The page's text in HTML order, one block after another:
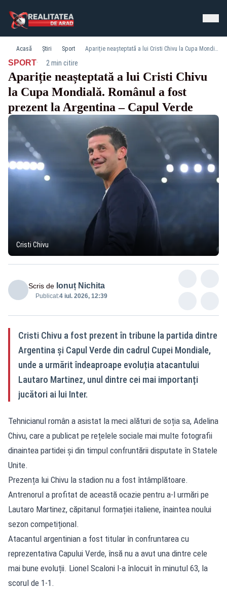
Acasă Știri Sport Apariție neașteptată a lui Cristi Chivu la Cupa Mondială. Românul a fost prezent la Argentina – Capul Verde
SPORT· 2 min citire
Apariție neașteptată a lui Cristi Chivu
la Cupa Mondială. Românul a fost
prezent la Argentina – Capul Verde
Cristi Chivu
Scris de Ionuț Nichita
Publicat:4 iul. 2026, 12:39
Cristi Chivu a fost prezent în tribune la partida dintre
Argentina și Capul Verde din cadrul Cupei Mondiale,
unde a urmărit îndeaproape evoluția atacantului
Lautaro Martinez, unul dintre cei mai importanți
jucători ai lui Inter.
Tehnicianul român a asistat la meci alături de soția sa, Adelina
Chivu, care a publicat pe rețelele sociale mai multe fotografii
dinaintea partidei și din timpul confruntării disputate în Statele
Unite.
Prezența lui Chivu la stadion nu a fost întâmplătoare.
Antrenorul a profitat de această ocazie pentru a-l urmări pe
Lautaro Martinez, căpitanul formației italiene, înaintea noului
sezon competițional.
Atacantul argentinian a fost titular în confruntarea cu
reprezentativa Capului Verde, însă nu a avut una dintre cele
mai bune evoluții. Lionel Scaloni l-a înlocuit în minutul 63, la
scorul de 1-1.